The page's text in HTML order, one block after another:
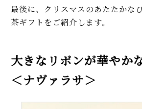
最後に、クリスマスのあたたかな
茶ギフトをご紹介します。
大きなリボンが華やか
＜ナヴァラサ＞